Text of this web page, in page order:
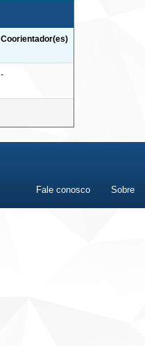
Coorientador(es)
-
Fale conosco Sobre